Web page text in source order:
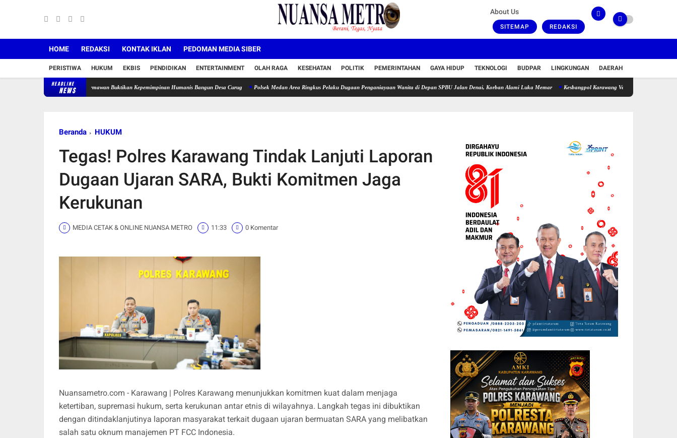
About Us
SITEMAP REDAKSI
HOME REDAKSI KONTAK IKLAN PEDOMAN MEDIA SIBER
PERISTIWA HUKUM EKBIS PENDIDIKAN ENTERTAINMENT OLAH RAGA KESEHATAN POLITIK PEMERINTAHAN GAYA HIDUP TEKNOLOGI BUDPAR LINGKUNGAN DAERAH
HEADLINE
NEWS
Diremehkan, Cece Hermawan Buktikan Kepemimpinan Humanis Bangun Desa Curug Polsek Medan Area Ringkus Pelaku Dugaan Penganiayaan Wanita di Depan SPBU Jalan Denai, Korban Alami Luka Memar Kesbangpol Karawang Verifikasi Yayasan Rehabilitasi
Beranda HUKUM
Tegas! Polres Karawang Tindak Lanjuti Laporan
Dugaan Ujaran SARA, Bukti Komitmen Jaga
Kerukunan
MEDIA CETAK & ONLINE NUANSA METRO 11:33 0 Komentar
Nuansametro.com - Karawang | Polres Karawang menunjukkan komitmen kuat dalam menjaga
ketertiban, supremasi hukum, serta kerukunan antar etnis di wilayahnya. Langkah tegas ini dibuktikan
dengan ditindaklanjutinya laporan masyarakat terkait dugaan ujaran bermuatan SARA yang melibatkan
salah satu oknum manajemen PT FCC Indonesia.